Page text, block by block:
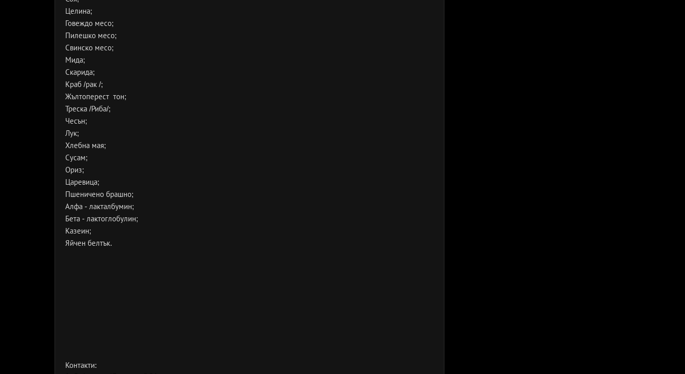
Целина;
Говеждо месо;
Пилешко месо;
Свинско месо;
Мида;
Скарида;
Краб /рак /;
Жълтоперест тон;
Треска /Риба/;
Чесън;
Лук;
Хлебна мая;
Сусам;
Ориз;
Царевица;
Пшеничено брашно;
Алфа - лакталбумин;
Бета - лактоглобулин;
Казеин;
Яйчен белтък.
Контакти: